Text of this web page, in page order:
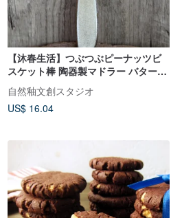
【沐春生活】つぶつぶピーナッツビ
スケット棒 陶器製マドラー バターナ
イフ 鶯歌製
自然釉文創スタジオ
US$ 16.04